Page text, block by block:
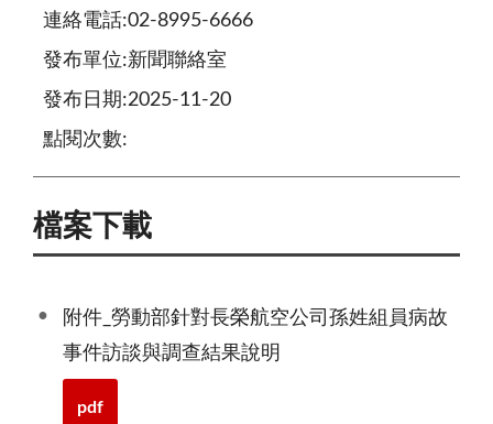
連絡電話:02-8995-6666
發布單位:新聞聯絡室
發布日期:2025-11-20
點閱次數:
檔案下載
附件_勞動部針對長榮航空公司孫姓組員病故
事件訪談與調查結果說明
pdf